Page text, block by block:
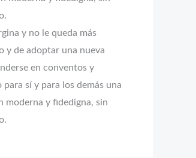
y no le queda más
y de adoptar una nueva
en conventos y
sí y para los demás una
moderna y fidedigna, sin